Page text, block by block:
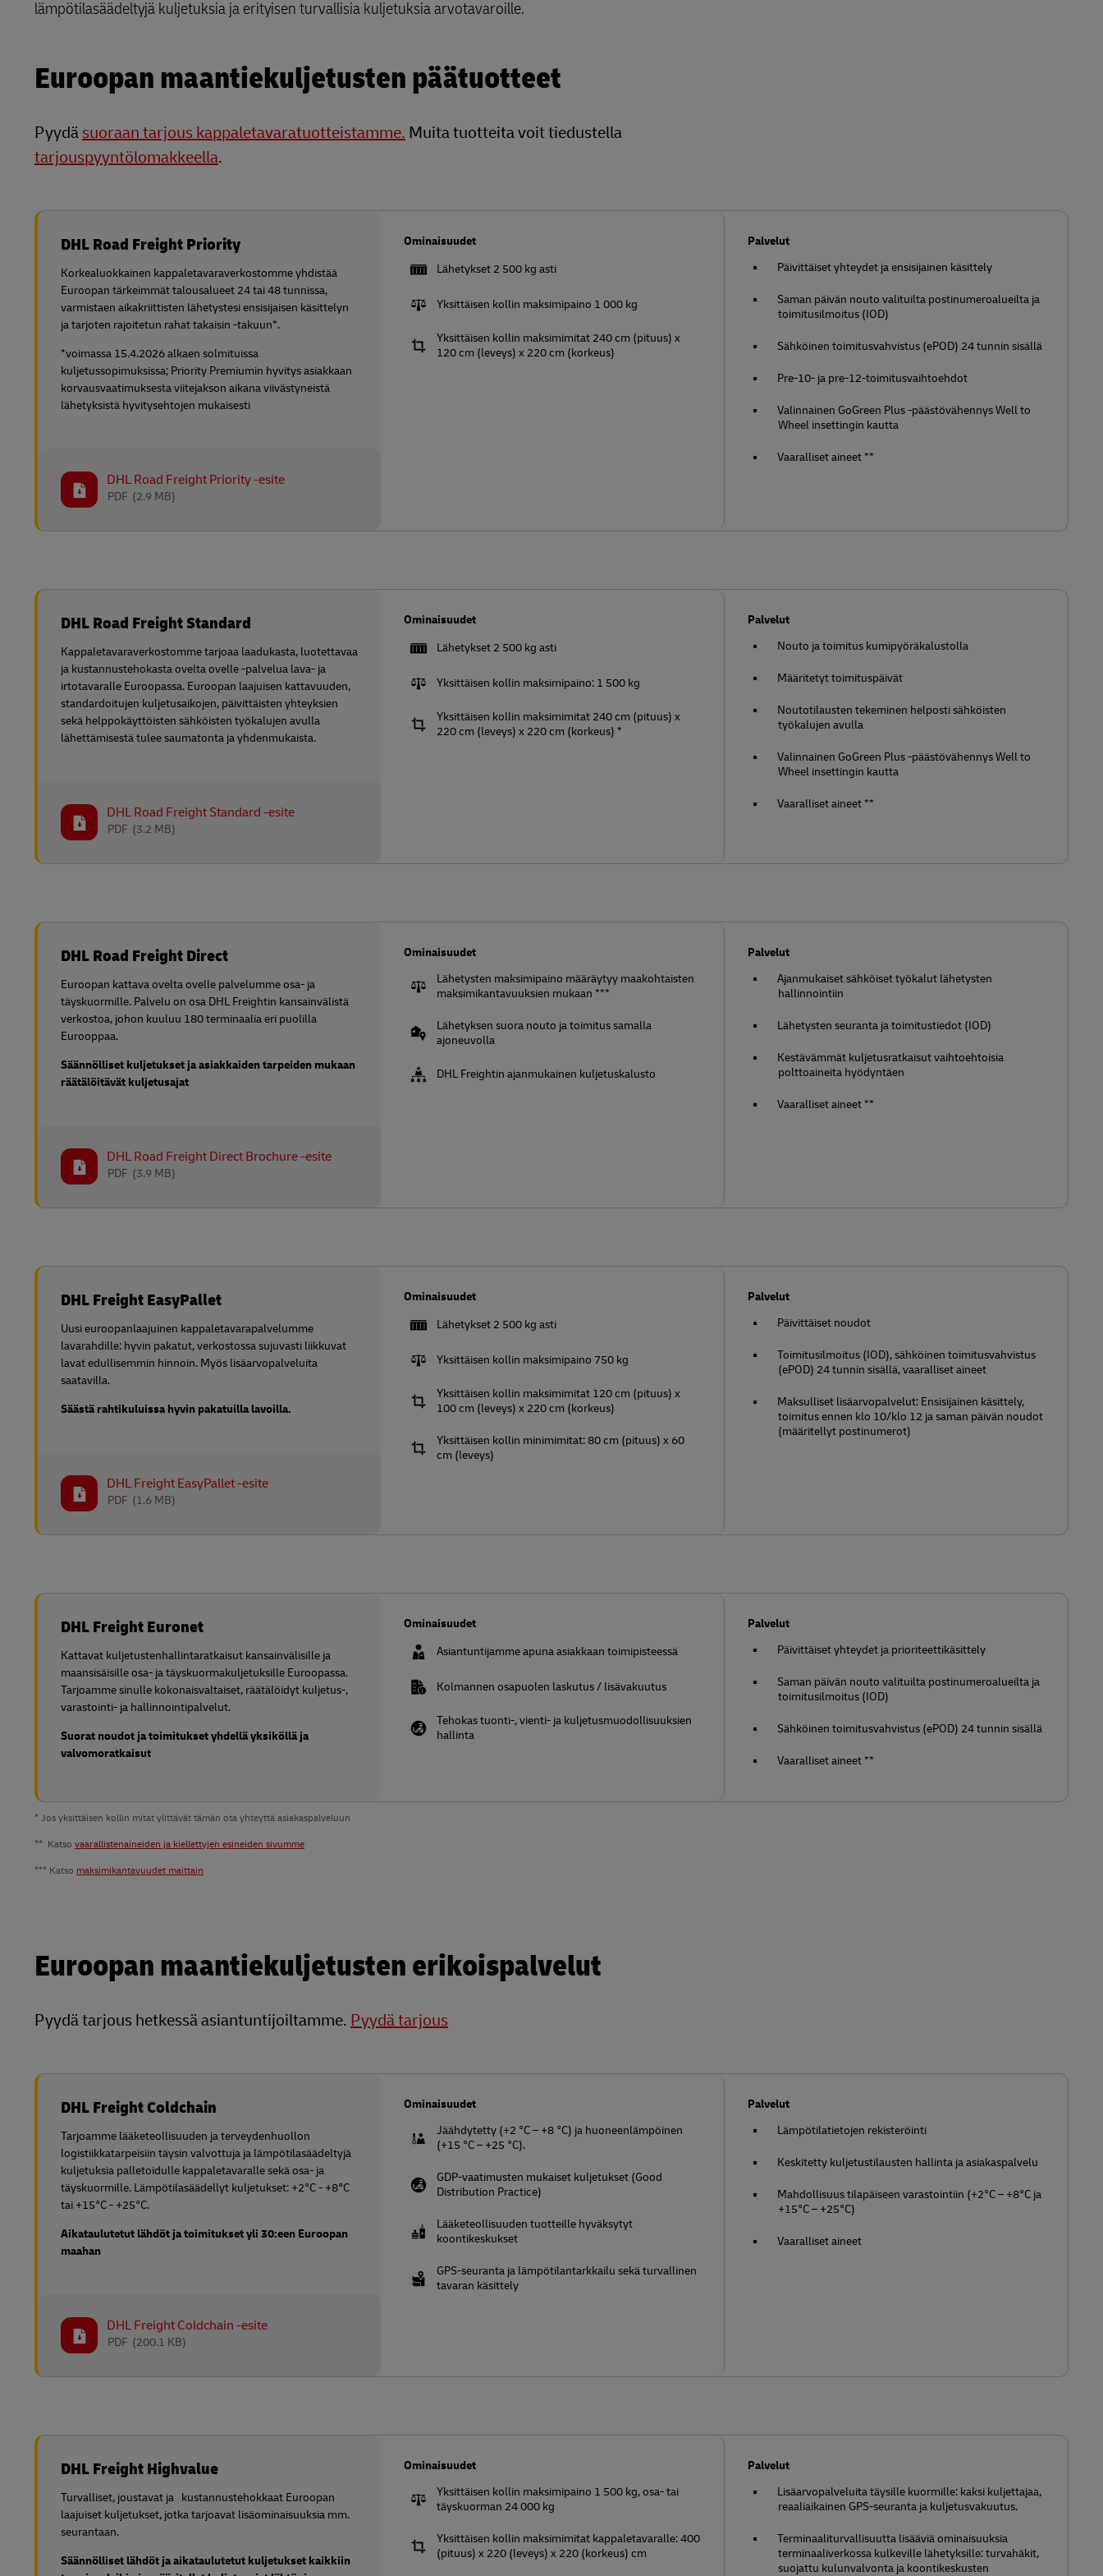
DHL SameDay
Lisätietoa portaaleista
LifeTrack
lämpötilasäädeltyjä kuljetuksia ja erityisen turvallisia kuljetuksia arvotavaroille.
Euroopan maantiekuljetusten päätuotteet
Pyydä suoraan tarjous kappaletavaratuotteistamme. Muita tuotteita voit tiedustella
tarjouspyyntölomakkeella.
DHL Road Freight Priority
Korkealuokkainen kappaletavaraverkostomme yhdistää
Euroopan tärkeimmät talousalueet 24 tai 48 tunnissa,
varmistaen aikakriittisten lähetystesi ensisijaisen käsittelyn
ja tarjoten rajoitetun rahat takaisin -takuun*.
*voimassa 15.4.2026 alkaen solmituissa
kuljetussopimuksissa; Priority Premiumin hyvitys asiakkaan
korvausvaatimuksesta viitejakson aikana viivästyneistä
lähetyksistä hyvitysehtojen mukaisesti
DHL Road Freight Priority -esite
(2.9 MB)
PDF
Ominaisuudet
Lähetykset 2 500 kg asti
Yksittäisen kollin maksimipaino 1 000 kg
Yksittäisen kollin maksimimitat 240 cm (pituus) x
120 cm (leveys) x 220 cm (korkeus)
Palvelut
Päivittäiset yhteydet ja ensisijainen käsittely
Saman päivän nouto valituilta postinumeroalueilta ja
toimitusilmoitus (IOD)
Sähköinen toimitusvahvistus (ePOD) 24 tunnin sisällä
Pre-10- ja pre-12-toimitusvaihtoehdot
Valinnainen GoGreen Plus -päästövähennys Well to
Wheel insettingin kautta
Vaaralliset aineet **
DHL Road Freight Standard
Kappaletavaraverkostomme tarjoaa laadukasta, luotettavaa
ja kustannustehokasta ovelta ovelle -palvelua lava- ja
irtotavaralle Euroopassa. Euroopan laajuisen kattavuuden,
standardoitujen kuljetusaikojen, päivittäisten yhteyksien
sekä helppokäyttöisten sähköisten työkalujen avulla
lähettämisestä tulee saumatonta ja yhdenmukaista.
DHL Road Freight Standard -esite
(3.2 MB)
PDF
Ominaisuudet
Lähetykset 2 500 kg asti
Yksittäisen kollin maksimipaino: 1 500 kg
Yksittäisen kollin maksimimitat 240 cm (pituus) x
220 cm (leveys) x 220 cm (korkeus) *
Palvelut
Nouto ja toimitus kumipyöräkalustolla
Määritetyt toimituspäivät
Noutotilausten tekeminen helposti sähköisten
työkalujen avulla
Valinnainen GoGreen Plus -päästövähennys Well to
Wheel insettingin kautta
Vaaralliset aineet **
DHL Road Freight Direct
Euroopan kattava ovelta ovelle palvelumme osa- ja
täyskuormille. Palvelu on osa DHL Freightin kansainvälistä
verkostoa, johon kuuluu 180 terminaalia eri puolilla
Eurooppaa.
Säännölliset kuljetukset ja asiakkaiden tarpeiden mukaan
räätälöitävät kuljetusajat
DHL Road Freight Direct Brochure -esite
(3.9 MB)
PDF
Ominaisuudet
Lähetysten maksimipaino määräytyy maakohtaisten
maksimikantavuuksien mukaan ***
Lähetyksen suora nouto ja toimitus samalla
ajoneuvolla
DHL Freightin ajanmukainen kuljetuskalusto
Palvelut
Ajanmukaiset sähköiset työkalut lähetysten
hallinnointiin
Lähetysten seuranta ja toimitustiedot (IOD)
Kestävämmät kuljetusratkaisut vaihtoehtoisia
polttoaineita hyödyntäen
Vaaralliset aineet **
DHL Freight EasyPallet
Uusi euroopanlaajuinen kappaletavarapalvelumme
lavarahdille: hyvin pakatut, verkostossa sujuvasti liikkuvat
lavat edullisemmin hinnoin. Myös lisäarvopalveluita
saatavilla.
Säästä rahtikuluissa hyvin pakatuilla lavoilla.
DHL Freight EasyPallet -esite
(1.6 MB)
PDF
Ominaisuudet
Lähetykset 2 500 kg asti
Yksittäisen kollin maksimipaino 750 kg
Yksittäisen kollin maksimimitat 120 cm (pituus) x
100 cm (leveys) x 220 cm (korkeus)
Yksittäisen kollin minimimitat: 80 cm (pituus) x 60
cm (leveys)
Palvelut
Päivittäiset noudot
Toimitusilmoitus (IOD), sähköinen toimitusvahvistus
(ePOD) 24 tunnin sisällä, vaaralliset aineet
Maksulliset lisäarvopalvelut: Ensisijainen käsittely,
toimitus ennen klo 10/klo 12 ja saman päivän noudot
(määritellyt postinumerot)
DHL Freight Euronet
Kattavat kuljetustenhallintaratkaisut kansainvälisille ja
maansisäisille osa- ja täyskuormakuljetuksille Euroopassa.
Tarjoamme sinulle kokonaisvaltaiset, räätälöidyt kuljetus-,
varastointi- ja hallinnointipalvelut.
Suorat noudot ja toimitukset yhdellä yksiköllä ja
valvomoratkaisut
Ominaisuudet
Asiantuntijamme apuna asiakkaan toimipisteessä
Kolmannen osapuolen laskutus / lisävakuutus
Tehokas tuonti-, vienti- ja kuljetusmuodollisuuksien
hallinta
Palvelut
Päivittäiset yhteydet ja prioriteettikäsittely
Saman päivän nouto valituilta postinumeroalueilta ja
toimitusilmoitus (IOD)
Sähköinen toimitusvahvistus (ePOD) 24 tunnin sisällä
Vaaralliset aineet **
* Jos yksittäisen kollin mitat ylittävät tämän ota yhteyttä asiakaspalveluun
** Katso vaarallistenaineiden ja kiellettyjen esineiden sivumme
*** Katso maksimikantavuudet maittain
Euroopan maantiekuljetusten erikoispalvelut
Pyydä tarjous hetkessä asiantuntijoiltamme. Pyydä tarjous
DHL Freight Coldchain
Tarjoamme lääketeollisuuden ja terveydenhuollon
logistiikkatarpeisiin täysin valvottuja ja lämpötilasäädeltyjä
kuljetuksia palletoidulle kappaletavaralle sekä osa- ja
täyskuormille. Lämpötilasäädellyt kuljetukset: +2°C - +8°C
tai +15°C - +25°C.
Aikataulutetut lähdöt ja toimitukset yli 30:een Euroopan
maahan
DHL Freight Coldchain -esite
(200.1 KB)
PDF
Ominaisuudet
Jäähdytetty (+2 °C – +8 °C) ja huoneenlämpöinen
(+15 °C – +25 °C).
GDP-vaatimusten mukaiset kuljetukset (Good
Distribution Practice)
Lääketeollisuuden tuotteille hyväksytyt
koontikeskukset
GPS-seuranta ja lämpötilantarkkailu sekä turvallinen
tavaran käsittely
Palvelut
Lämpötilatietojen rekisteröinti
Keskitetty kuljetustilausten hallinta ja asiakaspalvelu
Mahdollisuus tilapäiseen varastointiin (+2°C – +8°C ja
+15°C – +25°C)
Vaaralliset aineet
DHL Freight Highvalue
Turvalliset, joustavat ja kustannustehokkaat Euroopan
laajuiset kuljetukset, jotka tarjoavat lisäominaisuuksia mm.
seurantaan.
Säännölliset lähdöt ja aikataulutetut kuljetukset kaikkiin
Ominaisuudet
Yksittäisen kollin maksimipaino 1 500 kg, osa- tai
täyskuorman 24 000 kg
Yksittäisen kollin maksimimitat kappaletavaralle: 400
(pituus) x 220 (leveys) x 220 (korkeus) cm
Palvelut
Lisäarvopalveluita täysille kuormille: kaksi kuljettajaa,
reaaliaikainen GPS-seuranta ja kuljetusvakuutus.
Terminaaliturvallisuutta lisääviä ominaisuuksia
terminaaliverkossa kulkeville lähetyksille: turvahäkit,
suojattu kulunvalvonta ja koontikeskusten